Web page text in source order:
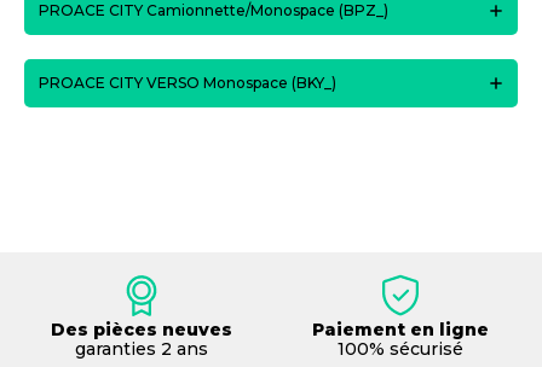
PROACE CITY Camionnette/Monospace (BPZ_)
PROACE CITY VERSO Monospace (BKY_)
Des pièces neuves
garanties 2 ans
Paiement en ligne
100% sécurisé